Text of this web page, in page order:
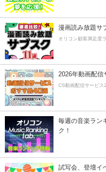
漫画読み放題サ
オリコン顧客満足度
2026年動画配信
CS動画配信サービス
毎週の音楽ラン
ク！
試写会、登壇イ